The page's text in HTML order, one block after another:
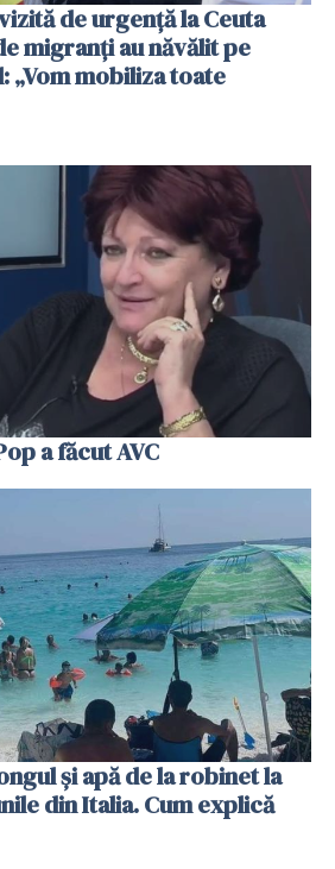
de urgență la Ceuta
migranți au năvălit pe
mobiliza toate
a făcut AVC
și apă de la robinet la
din Italia. Cum explică